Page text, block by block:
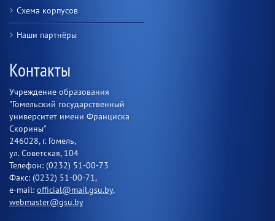
Схема корпусов
Наши партнёры
Контакты
Учреждение образования
"Гомельский государственный
университет имени Франциска
Скорины"
246028, г. Гомель,
ул. Советская, 104
Телефон: (0232) 51-00-73
Факс: (0232) 51-00-71,
e-mail: official@mail.gsu.by,
webmaster@gsu.by